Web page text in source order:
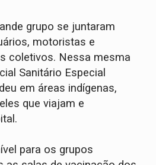
grupo se juntaram
motoristas e
coletivos. Nessa mesma
Sanitário Especial
em áreas indígenas,
que viajam e
para os grupos